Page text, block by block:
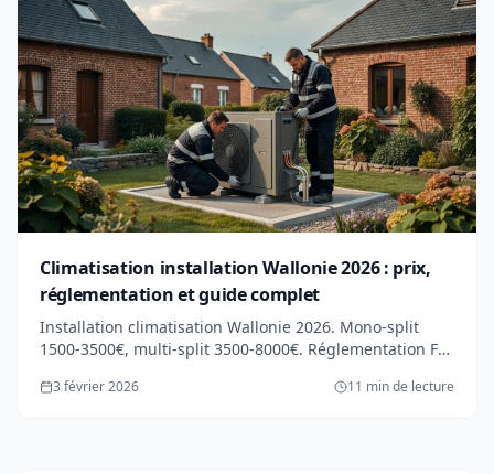
Climatisation installation Wallonie 2026 : prix,
réglementation et guide complet
Installation climatisation Wallonie 2026. Mono-split
1500-3500€, multi-split 3500-8000€. Réglementation F-
réversible.
3 février 2026 11 min de lecture